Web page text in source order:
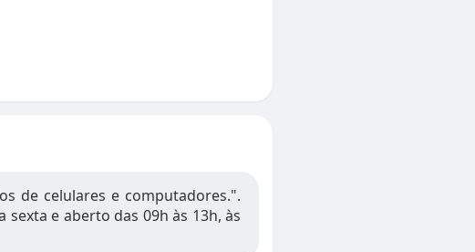
de celulares e computadores.".
e aberto das 09h às 13h, às